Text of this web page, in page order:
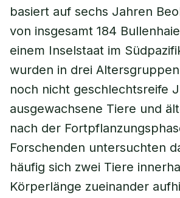
basiert auf sechs Jahren
von insgesamt 184
einem Inselstaat im
wurden in drei
noch nicht geschlechtsreife
ausgewachsene Tiere und
nach der
Forschenden untersuchten
häufig sich zwei Tiere
Körperlänge zueinander